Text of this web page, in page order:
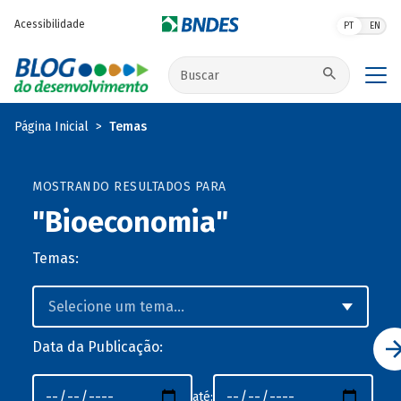
Acessibilidade PT EN
Buscar no site
Página Inicial Temas
MOSTRANDO RESULTADOS PARA
"Bioeconomia"
Temas:
Data da Publicação:
até: